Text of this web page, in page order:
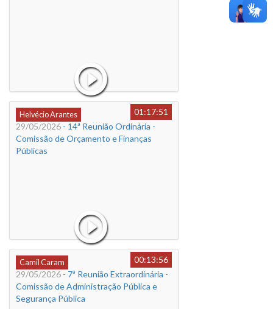
Helvécio Arantes
01:17:51
29/05/2026 - 14ª Reunião Ordinária -
Comissão de Orçamento e Finanças
Públicas
Camil Caram
00:13:56
29/05/2026 - 7ª Reunião Extraordinária -
Comissão de Administração Pública e
Segurança Pública